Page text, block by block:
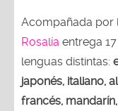
Acompañada por
Rosalía entrega
lenguas distintas:
japonés, italiano,
francés,